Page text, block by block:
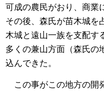
可成の農民がおり、商業
その後、森氏が苗木城を
木城と遠山一族を支配す
多くの兼山方面（森氏の
込んできた。
この事がこの地方の開